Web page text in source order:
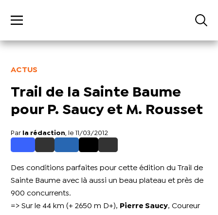
ACTUS
Trail de la Sainte Baume
pour P. Saucy et M. Rousset
Par la rédaction , le 11/03/2012
Des conditions parfaites pour cette édition du Trail de
Sainte Baume avec là aussi un beau plateau et près de
900 concurrents.
=> Sur le 44 km (+ 2650 m D+),
Pierre Saucy, Coureur